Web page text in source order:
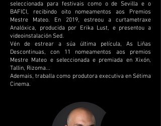
seleccionada para festivais como o de Sevilla e o
BAFICI, recibindo oito nomeamentos aos Premios
Mestre Mateo. En 2019, estreou a curtametraxe
Analóxica, producida por Erika Lust, e presentou a
videoinstalación Sed.
Vén de estrear a súa última película, As Liñas
Descontinuas, con 11 nomeamentos aos premios
Mestre Mateo e seleccionada e premiada en Xixón,
Tallin, Rizoma...
Ademais, traballa como produtora executiva en Sétima
Cinema.